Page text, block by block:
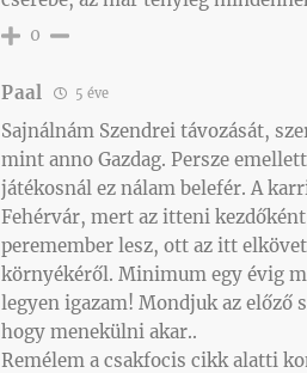
0
Paal 5 éve
Sajnálnám Szendrei távozását,
mint anno Gazdag. Persze
játékosnál ez nálam belefér. A
Fehérvár, mert az itteni
peremember lesz, ott az itt
környékéről. Minimum egy évig
legyen igazam! Mondjuk az előző
hogy menekülni akar..
Remélem a csakfocis cikk alatti